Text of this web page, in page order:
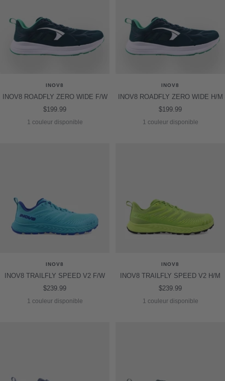
INOV8
INOV8 ROADFLY ZERO WIDE F/W
Prix
de
$199.99
1 couleur disponible
INOV8
INOV8 ROADFLY ZERO WIDE H/M
Prix
de
$199.99
1 couleur disponible
INOV8
INOV8 TRAILFLY SPEED V2 F/W
Prix
de
$239.99
1 couleur disponible
INOV8
INOV8 TRAILFLY SPEED V2 H/M
Prix
de
$239.99
1 couleur disponible